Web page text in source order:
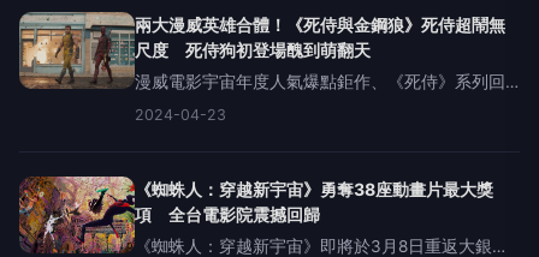
胡佛親自擔任《
兩大漫威英雄合體！《死侍與金鋼狼》死侍超鬧無
尺度 死侍狗初登場醜到萌翻天
漫威電影宇宙年度人氣爆點鉅作、《死侍》系列回
歸漫威第三篇章《死侍與金鋼狼》，將於7月24日
大漫威救世主超級英雄夢幻合體，實在是太銷魂、
太黯然了！繼昨天早上才
2024-04-23
《蜘蛛人：穿越新宇宙》勇奪38座動畫片最大獎
項 全台電影院震撼回歸
《蜘蛛人：穿越新宇宙》即將於3月8日重返大銀